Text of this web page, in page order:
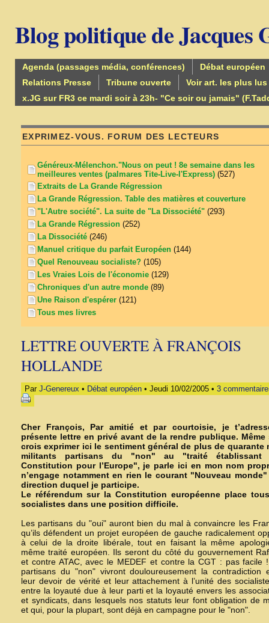
Blog politique de Jacques
Agenda (passages média, conférences)
Débat européen
Relations Presse
Tribune ouverte
Voir art. les plus lus
x.JG sur FR3 ce mardi soir à 23h- "Ce soir ou jamais"
EXPRIMEZ-VOUS. FORUM DES LECTEURS
Généreux-Mélenchon."Nous on peut ! 8e semaine dans les
meilleures ventes (palmares Tite-Live-l'Express) (527)
Extraits de La Grande Régression
La Grande Régression. Table des matières et couverture
"L'Autre société". La suite de "La Dissociété" (293)
La Grande Régression (252)
La Dissociété (246)
Manuel critique du parfait Européen (144)
Quel Renouveau socialiste? (105)
Les Vraies Lois de l'économie (129)
Chroniques d'un autre monde (89)
Une Raison d'espérer (121)
Tous mes livres
LETTRE OUVERTE À FRANÇOIS
HOLLANDE
Par J-Genereux • Débat européen • Jeudi 10/02/2005 • 3
Cher François, Par amitié et par courtoisie, je
présente lettre en privé avant de la rendre publique. Même
crois exprimer ici le sentiment général de plus de quarante
militants partisans du "non" au "traité établissant
Constitution pour l’Europe", je parle ici en mon nom
n’engage notamment en rien le courant "Nouveau
direction duquel je participe.
Le référendum sur la Constitution européenne place
socialistes dans une position difficile.
Les partisans du "oui" auront bien du mal à convaincre les
qu’ils défendent un projet européen de gauche radicalement
à celui de la droite libérale, tout en faisant la même
même traité européen. Ils seront du côté du gouvernement
et contre ATAC, avec le MEDEF et contre la CGT : pas facile
partisans du "non" vivront douloureusement la contradiction
leur devoir de vérité et leur attachement à l’unité des
entre la loyauté due à leur parti et la loyauté envers les
et syndicats, dans lesquels nos statuts leur font obligation de
et qui, pour la plupart, sont déjà en campagne pour le "non"